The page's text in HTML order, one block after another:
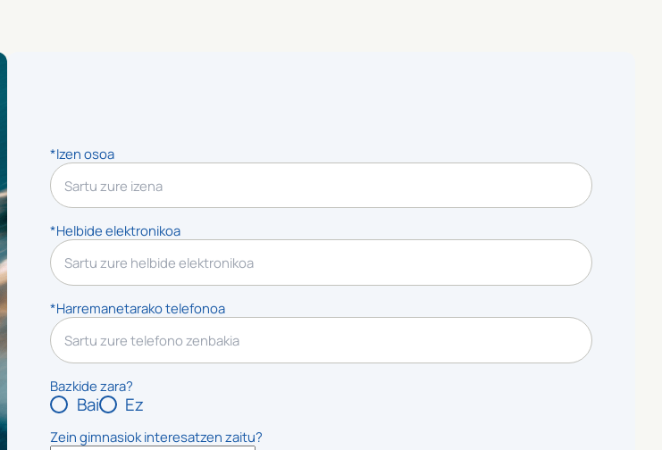
*Izen osoa
*Helbide elektronikoa
*Harremanetarako telefonoa
Bazkide zara?
Bai Ez
Zein gimnasiok interesatzen zaitu?